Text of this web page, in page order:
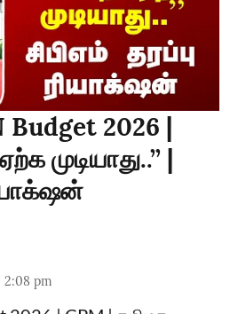
Budget 2026 |
முடியாது..’’ |
2:08 pm